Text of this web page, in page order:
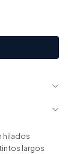
hilados
largos